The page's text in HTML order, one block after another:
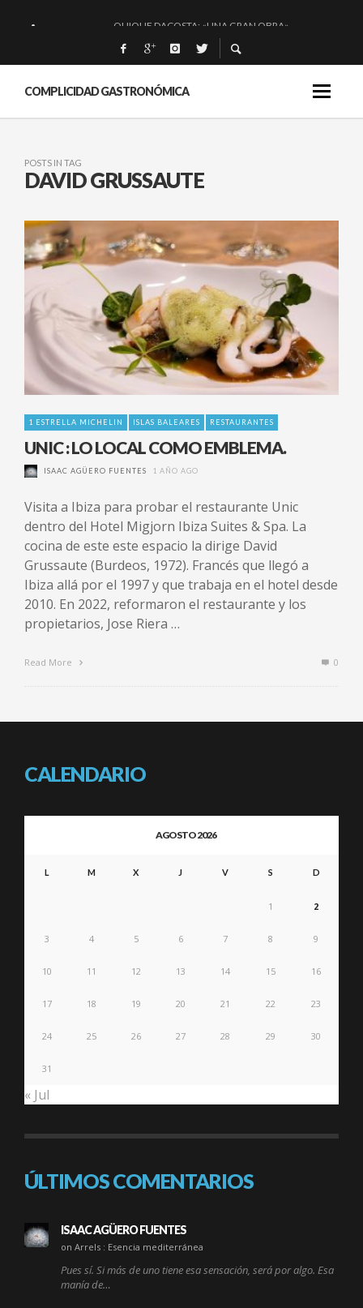
QUIQUE DACOSTA: «UNA GRAN OBRA»
EL BARUCO DE ANERO: MUCHO MÁS QUE UN BAR.
MONTIA: ESENCIAL Y BRILLANTE.
COMPLICIDAD GASTRONÓMICA
POSTS IN TAG
DAVID GRUSSAUTE
1 ESTRELLA MICHELIN ISLAS BALEARES RESTAURANTES
UNIC : LO LOCAL COMO EMBLEMA.
ISAAC AGÜERO FUENTES 1 AÑO AGO
Visita a Ibiza para probar el restaurante Unic
dentro del Hotel Migjorn Ibiza Suites & Spa. La
cocina de este este espacio la dirige David
Grussaute (Burdeos, 1972). Francés que llegó a
Ibiza allá por el 1997 y que trabaja en el hotel desde
2010. En 2022, reformaron el restaurante y los
propietarios, Jose Riera …
Read More 0
CALENDARIO
AGOSTO 2026
L M X J V S D
1 2
3 4 5 6 7 8 9
10 11 12 13 14 15 16
17 18 19 20 21 22 23
24 25 26 27 28 29 30
31
« Jul
ÚLTIMOS COMENTARIOS
ISAAC AGÜERO FUENTES
on Arrels : Esencia mediterránea
Pues sí. Si más de uno tiene esa sensación, será por algo. Esa
manía de…